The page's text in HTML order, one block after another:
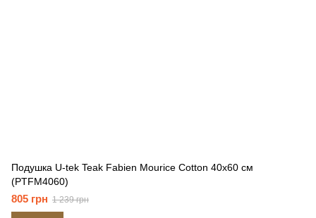
Подушка U-tek Teak Fabien Mourice Cotton 40x60 см
(PTFM4060)
805 грн 1 239 грн